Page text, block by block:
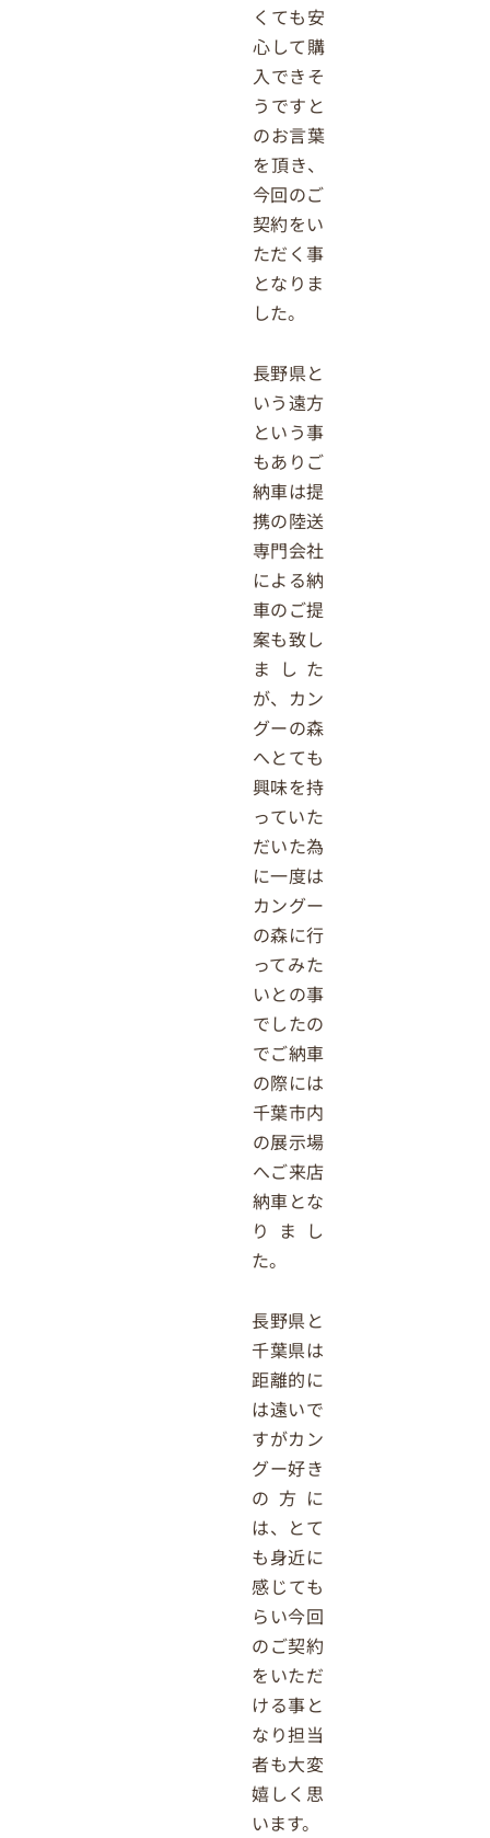
くても安
心して購
入できそ
うですと
のお言葉
を頂き、
今回のご
契約をい
ただく事
となりま
した。
長野県と
いう遠方
という事
もありご
納車は提
携の陸送
専門会社
による納
車のご提
案も致し
ました
が、カン
グーの森
へとても
興味を持
っていた
だいた為
に一度は
カングー
の森に行
ってみた
いとの事
でしたの
でご納車
の際には
千葉市内
の展示場
へご来店
納車とな
りまし
た。
長野県と
千葉県は
距離的に
は遠いで
すがカン
グー好き
の方に
は、とて
も身近に
感じても
らい今回
のご契約
をいただ
ける事と
なり担当
者も大変
嬉しく思
います。